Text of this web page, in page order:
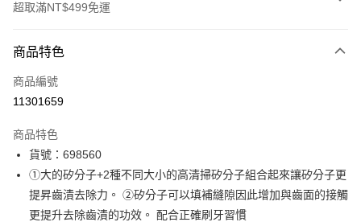
超取滿NT$499免運
icash Pay
信用卡一次付款
LINE Pay
Apple Pay
街口支付
商品特色
商品編號
11301659
商品特色
貨號：698560
①大的矽分子+2種不同大小的高清掃矽分子組合起來讓矽分子更
提昇齒漬去除力。 ②矽分子可以填補縫隙因此增加與齒面的接觸
更提升去除齒漬的功效。 配合正確刷牙習慣